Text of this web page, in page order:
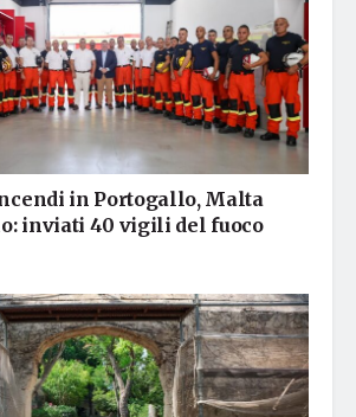
in Portogallo, Malta
inviati 40 vigili del fuoco